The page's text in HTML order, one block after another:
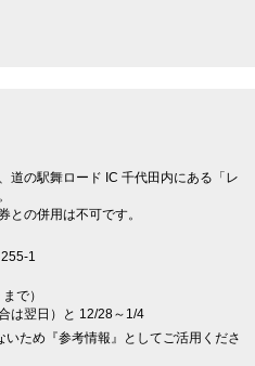
道の駅舞ロード IC 千代田内にある「レ
との併用は不可です。
1
で）
は翌日）と 12/28～1/4
いため『参考情報』としてご活用くださ